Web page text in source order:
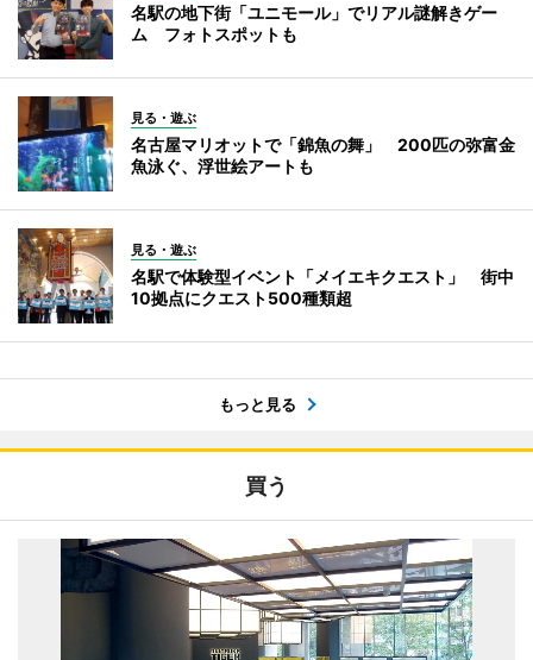
名駅の地下街「ユニモール」でリアル謎解きゲー
ム フォトスポットも
見る・遊ぶ
名古屋マリオットで「錦魚の舞」 200匹の弥富金
魚泳ぐ、浮世絵アートも
見る・遊ぶ
名駅で体験型イベント「メイエキクエスト」 街中
10拠点にクエスト500種類超
もっと見る
買う